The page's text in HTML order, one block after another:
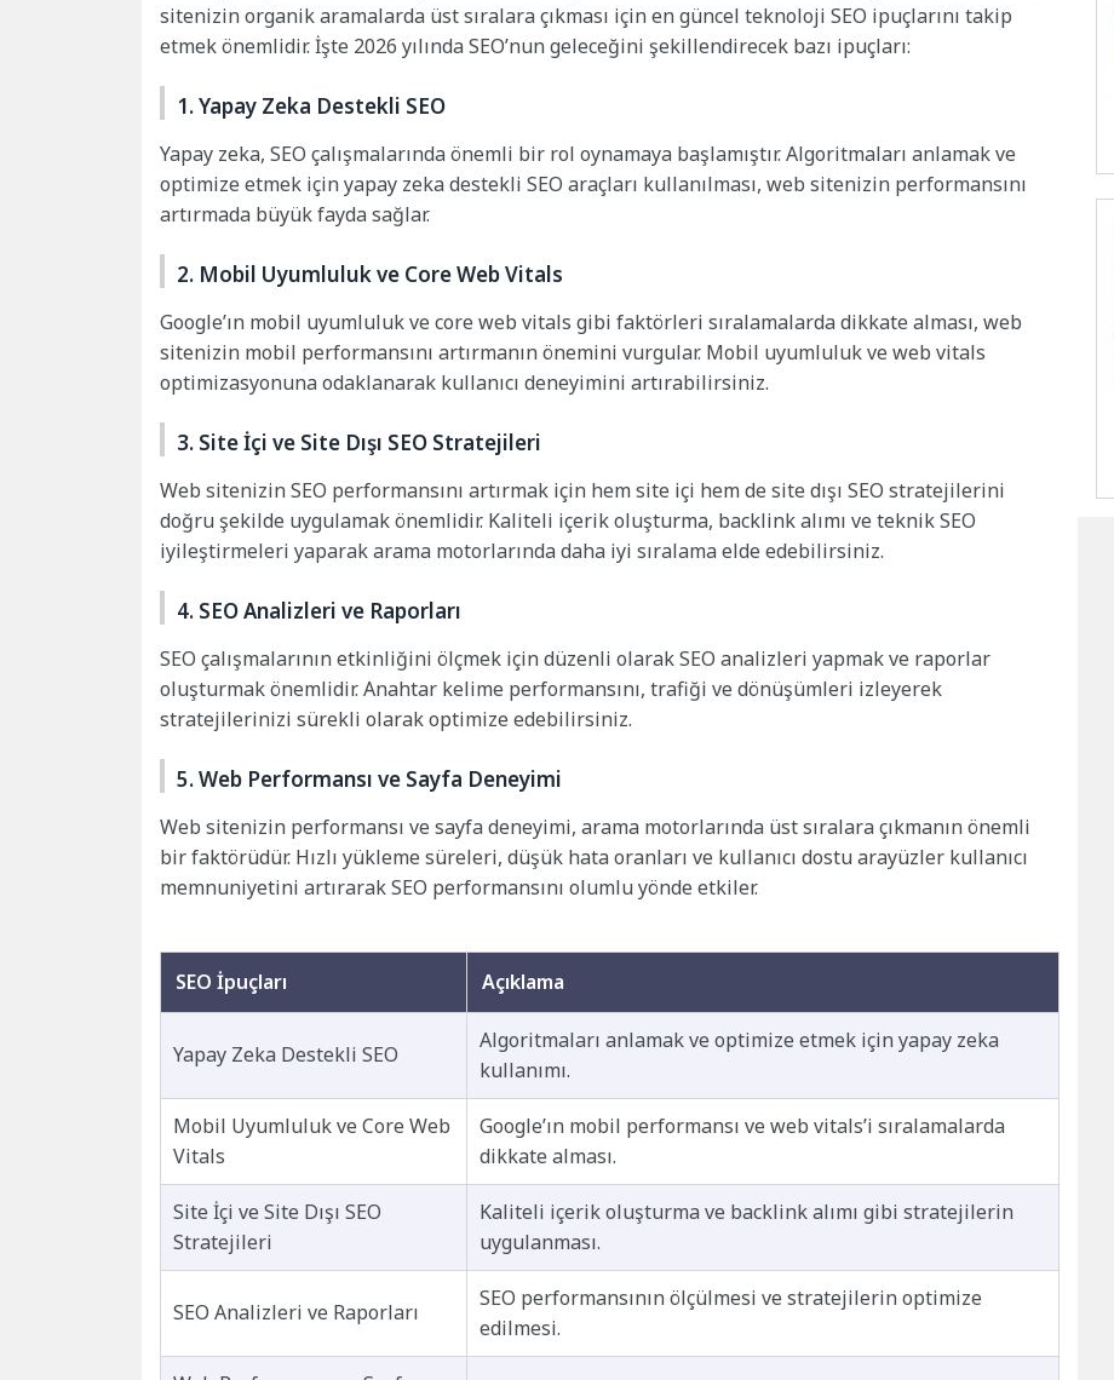
sitenizin organik aramalarda üst sıralara çıkması için en güncel teknoloji SEO ipuçlarını takip
etmek önemlidir. İşte 2026 yılında SEO’nun geleceğini şekillendirecek bazı ipuçları:
1. Yapay Zeka Destekli SEO
Yapay zeka, SEO çalışmalarında önemli bir rol oynamaya başlamıştır. Algoritmaları anlamak ve
optimize etmek için yapay zeka destekli SEO araçları kullanılması, web sitenizin performansını
artırmada büyük fayda sağlar.
2. Mobil Uyumluluk ve Core Web Vitals
Google’ın mobil uyumluluk ve core web vitals gibi faktörleri sıralamalarda dikkate alması, web
sitenizin mobil performansını artırmanın önemini vurgular. Mobil uyumluluk ve web vitals
optimizasyonuna odaklanarak kullanıcı deneyimini artırabilirsiniz.
3. Site İçi ve Site Dışı SEO Stratejileri
Web sitenizin SEO performansını artırmak için hem site içi hem de site dışı SEO stratejilerini
doğru şekilde uygulamak önemlidir. Kaliteli içerik oluşturma, backlink alımı ve teknik SEO
iyileştirmeleri yaparak arama motorlarında daha iyi sıralama elde edebilirsiniz.
4. SEO Analizleri ve Raporları
SEO çalışmalarının etkinliğini ölçmek için düzenli olarak SEO analizleri yapmak ve raporlar
oluşturmak önemlidir. Anahtar kelime performansını, trafiği ve dönüşümleri izleyerek
stratejilerinizi sürekli olarak optimize edebilirsiniz.
5. Web Performansı ve Sayfa Deneyimi
Web sitenizin performansı ve sayfa deneyimi, arama motorlarında üst sıralara çıkmanın önemli
bir faktörüdür. Hızlı yükleme süreleri, düşük hata oranları ve kullanıcı dostu arayüzler kullanıcı
memnuniyetini artırarak SEO performansını olumlu yönde etkiler.
SEO İpuçları Açıklama
Yapay Zeka Destekli SEO
Algoritmaları anlamak ve optimize etmek için yapay zeka
kullanımı.
Mobil Uyumluluk ve Core Web
Vitals
Google’ın mobil performansı ve web vitals’i sıralamalarda
dikkate alması.
Site İçi ve Site Dışı SEO
Stratejileri
Kaliteli içerik oluşturma ve backlink alımı gibi stratejilerin
uygulanması.
SEO Analizleri ve Raporları
SEO performansının ölçülmesi ve stratejilerin optimize
edilmesi.